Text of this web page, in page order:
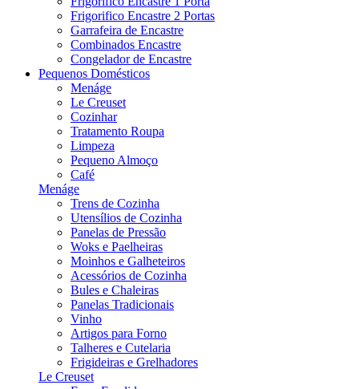
Frigorifico Encastre 2 Portas
Garrafeira de Encastre
Combinados Encastre
Congelador de Encastre
Pequenos Domésticos
Menáge
Le Creuset
Cozinhar
Tratamento Roupa
Limpeza
Pequeno Almoço
Café
Menáge
Trens de Cozinha
Utensílios de Cozinha
Panelas de Pressão
Woks e Paelheiras
Moinhos e Galheteiros
Acessórios de Cozinha
Bules e Chaleiras
Panelas Tradicionais
Vinho
Artigos para Forno
Talheres e Cutelaria
Frigideiras e Grelhadores
Le Creuset